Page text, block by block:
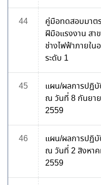
44
คู่มือทดสอบมาต
ฝีมือแรงงาน สา
ช่างไฟฟ้าภายใน
ระดับ 1
45
แผน/ผลการปฏิ
ณ วันที่ 8 กันยา
2559
46
แผน/ผลการปฏิ
ณ วันที่ 2 สิงหา
2559